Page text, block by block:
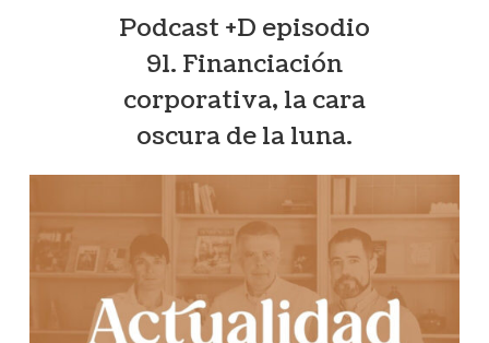
Podcast +D episodio
91. Financiación
corporativa, la cara
oscura de la luna.